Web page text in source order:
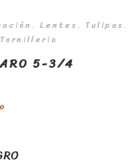
Lentes. Tulipas.
5-3/4